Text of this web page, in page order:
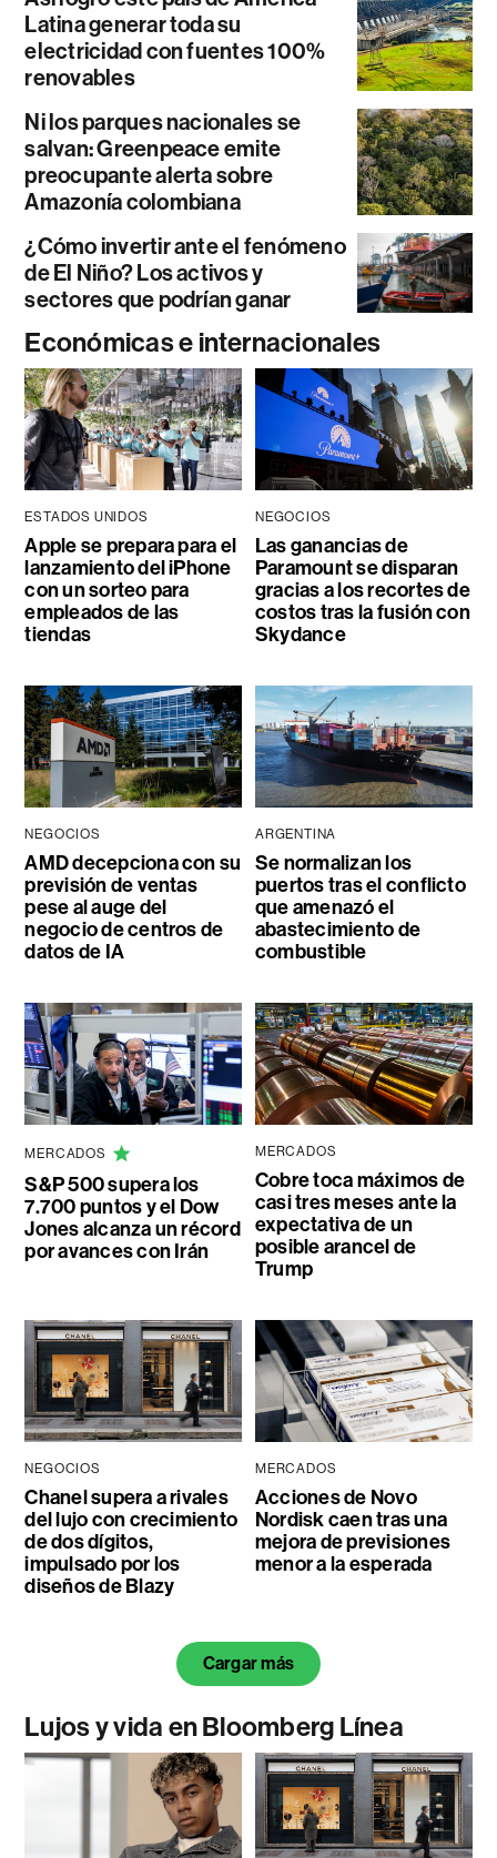
Latina generar toda su
electricidad con fuentes 100%
renovables
Ni los parques nacionales se
salvan: Greenpeace emite
preocupante alerta sobre
Amazonía colombiana
¿Cómo invertir ante el fenómeno
de El Niño? Los activos y
sectores que podrían ganar
Económicas e internacionales
ESTADOS UNIDOS
Apple se prepara para el
lanzamiento del iPhone
con un sorteo para
empleados de las
tiendas
NEGOCIOS
Las ganancias de
Paramount se disparan
gracias a los recortes de
costos tras la fusión con
Skydance
NEGOCIOS
AMD decepciona con su
previsión de ventas
pese al auge del
negocio de centros de
datos de IA
ARGENTINA
Se normalizan los
puertos tras el conflicto
que amenazó el
abastecimiento de
combustible
MERCADOS
S&P 500 supera los
7.700 puntos y el Dow
Jones alcanza un récord
por avances con Irán
MERCADOS
Cobre toca máximos de
casi tres meses ante la
expectativa de un
posible arancel de
Trump
NEGOCIOS
Chanel supera a rivales
del lujo con crecimiento
de dos dígitos,
impulsado por los
diseños de Blazy
MERCADOS
Acciones de Novo
Nordisk caen tras una
mejora de previsiones
menor a la esperada
Cargar más
Lujos y vida en Bloomberg Línea